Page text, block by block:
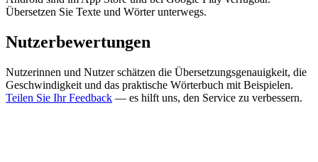
Übersetzen Sie Texte und Wörter unterwegs.
Nutzerbewertungen
Nutzerinnen und Nutzer schätzen die Übersetzungsgenauigkeit, die
Geschwindigkeit und das praktische Wörterbuch mit Beispielen.
Teilen Sie Ihr Feedback — es hilft uns, den Service zu verbessern.